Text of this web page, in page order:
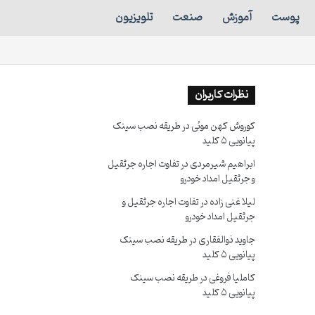
پوست آموزش صنعت تلویزیون
نظرات کاربران
کوروش کهن موئیدرطریقه نصب سینک
پیانویی ۵ کلید
ابراهیم شیرمردیدرتفاوت اجاره جرثقیل
و جرثقیل امداد خودرو
لیلا غنی زادهدرتفاوت اجاره جرثقیل و
جرثقیل امداد خودرو
جاوید ذوالفقاریدرطریقه نصب سینک
پیانویی ۵ کلید
کاملیا فروغیدرطریقه نصب سینک
پیانویی ۵ کلید